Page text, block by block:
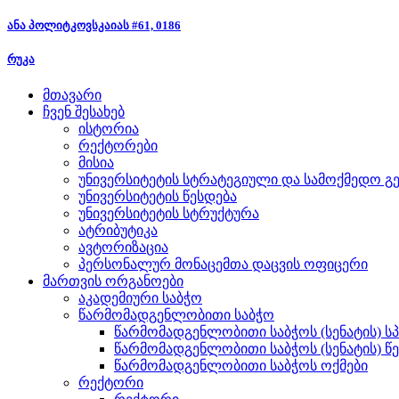
ანა პოლიტკოვსკაიას #61, 0186
რუკა
მთავარი
ჩვენ შესახებ
ისტორია
რექტორები
მისია
უნივერსიტეტის სტრატეგიული და სამოქმედო
უნივერსიტეტის წესდება
უნივერსიტეტის სტრუქტურა
ატრიბუტიკა
ავტორიზაცია
პერსონალურ მონაცემთა დაცვის ოფიცერი
მართვის ორგანოები
აკადემიური საბჭო
წარმომადგენლობითი საბჭო
წარმომადგენლობითი საბჭოს (სენატის)
წარმომადგენლობითი საბჭოს (სენატის)
წარმომადგენლობითი საბჭოს ოქმები
რექტორი